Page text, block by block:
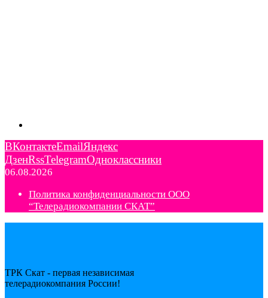
ВКонтактеEmailЯндекс
ДзенRssTelegramОдноклассники
06.08.2026
Политика конфиденциальности ООО
“Телерадиокомпании СКАТ”
ТРК Скат - первая независимая
телерадиокомпания Роcсии!